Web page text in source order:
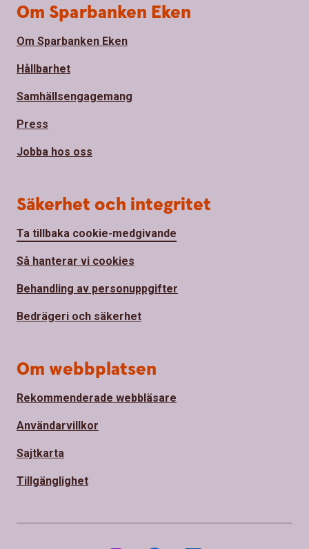
Om Sparbanken Eken
Om Sparbanken Eken
Hållbarhet
Samhällsengagemang
Press
Jobba hos oss
Säkerhet och integritet
Ta tillbaka cookie-medgivande
Så hanterar vi cookies
Behandling av personuppgifter
Bedrägeri och säkerhet
Om webbplatsen
Rekommenderade webbläsare
Användarvillkor
Sajtkarta
Tillgänglighet